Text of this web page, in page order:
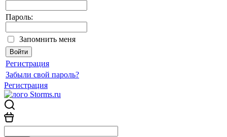
Пароль:
Запомнить меня
Регистрация
Забыли свой пароль?
Регистрация